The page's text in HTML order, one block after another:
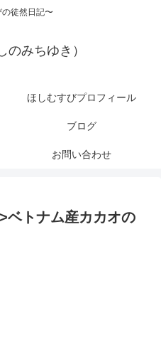
徒然日記〜
のみちゆき）
ほしむすびプロフィール
ブログ
お問い合わせ
トナム産カカオの